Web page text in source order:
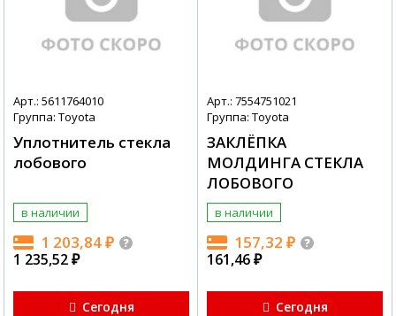
Арт.: 5611764010
Группа: Toyota
Уплотнитель стекла
лобового
в наличии
1 203,84₽
1 235,52₽
Сегодня
Арт.: 7554751021
Группа: Toyota
ЗАКЛЁПКА
МОЛДИНГА СТЕКЛА
ЛОБОВОГО
в наличии
157,32 ₽
161,46₽
Сегодня